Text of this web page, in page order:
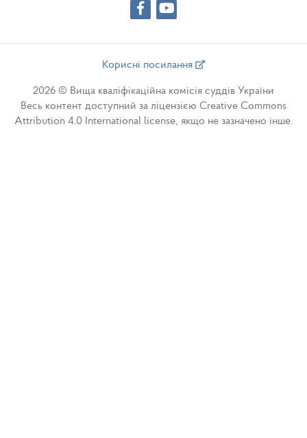
Корисні посилання
2026 © Вища кваліфікаційна комісія суддів України
Весь контент доступний за ліцензією Creative Commons
Attribution 4.0 International license, якщо не зазначено інше.